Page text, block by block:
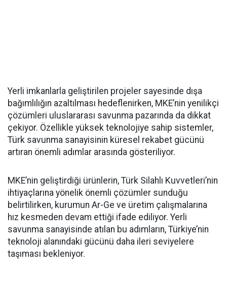
Yerli imkanlarla geliştirilen projeler sayesinde dışa
bağımlılığın azaltılması hedeflenirken, MKE’nin yenilikçi
çözümleri uluslararası savunma pazarında da dikkat
çekiyor. Özellikle yüksek teknolojiye sahip sistemler,
Türk savunma sanayisinin küresel rekabet gücünü
artıran önemli adımlar arasında gösteriliyor.
MKE’nin geliştirdiği ürünlerin, Türk Silahlı Kuvvetleri’nin
ihtiyaçlarına yönelik önemli çözümler sunduğu
belirtilirken, kurumun Ar-Ge ve üretim çalışmalarına
hız kesmeden devam ettiği ifade ediliyor. Yerli
savunma sanayisinde atılan bu adımların, Türkiye’nin
teknoloji alanındaki gücünü daha ileri seviyelere
taşıması bekleniyor.